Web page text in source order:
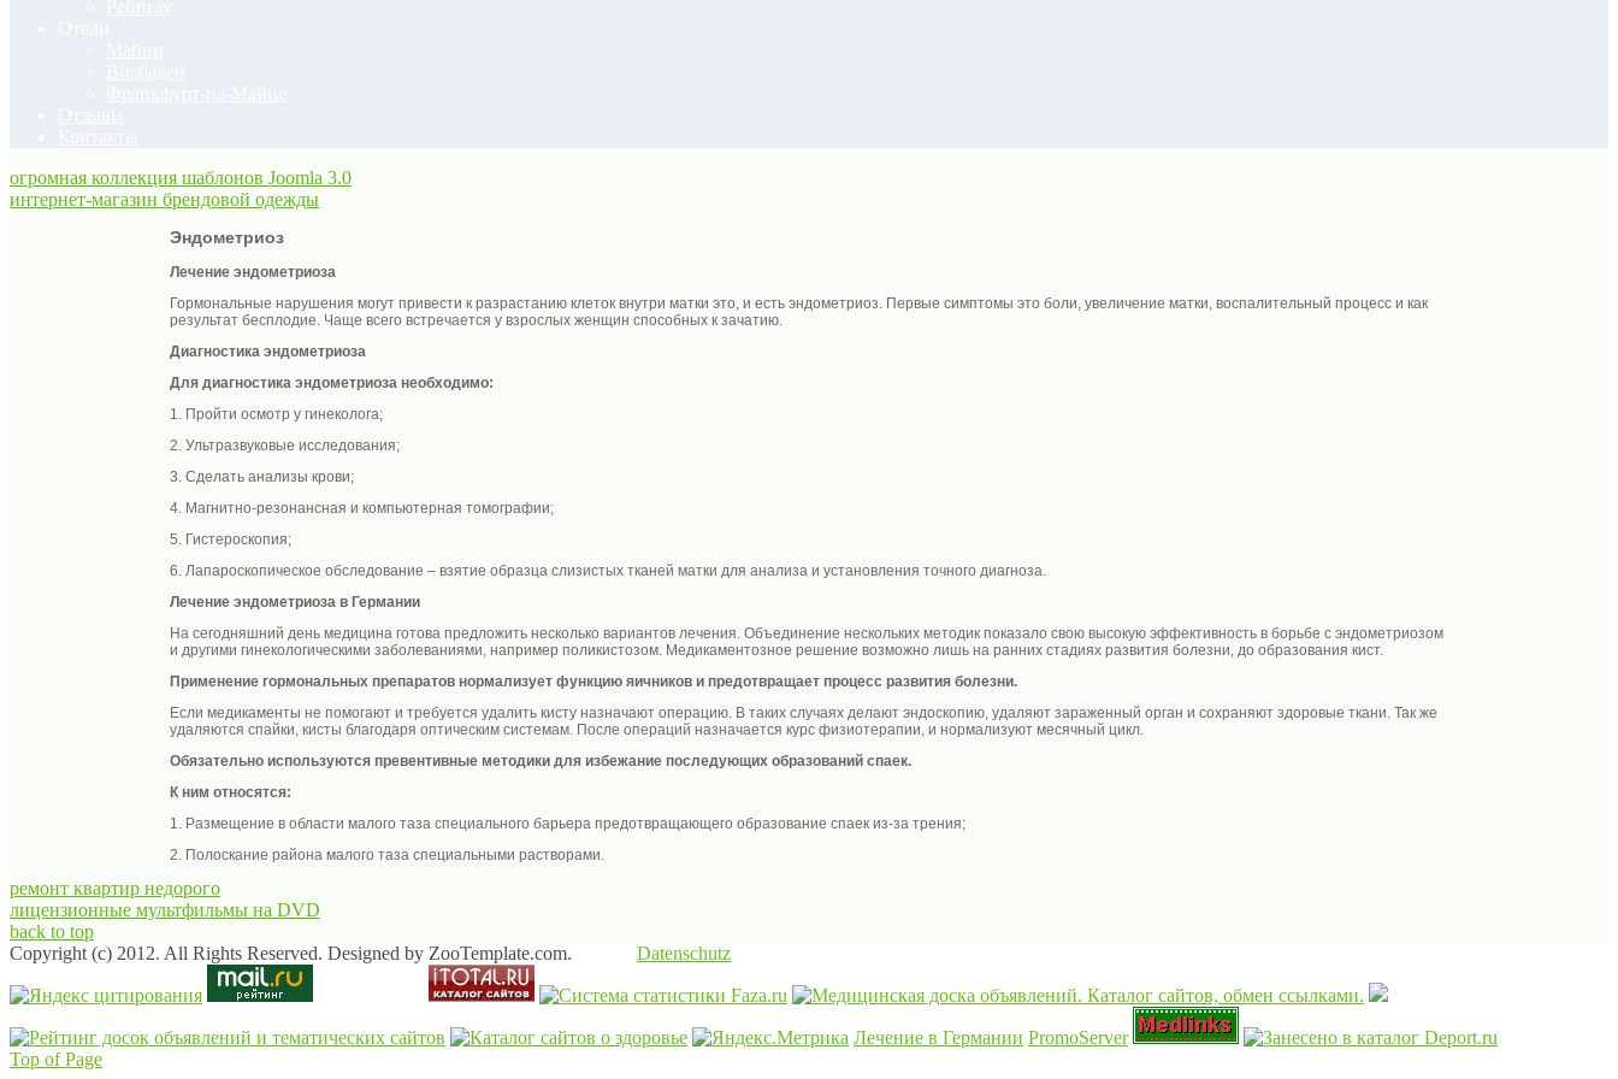
огромная коллекция шаблонов Joomla 3.0
интернет-магазин брендовой одежды
Эндометриоз
Лечение эндометриоза
Гормональные нарушения могут привести к разрастанию клеток внутри матки это, и есть эндометриоз. Первые симптомы это боли, увеличение матки, воспалительный процесс и как
результат бесплодие. Чаще всего встречается у взрослых женщин способных к зачатию.
Диагностика эндометриоза
Для диагностика эндометриоза необходимо:
1. Пройти осмотр у гинеколога;
2. Ультразвуковые исследования;
3. Сделать анализы крови;
4. Магнитно-резонансная и компьютерная томографии;
5. Гистероскопия;
6. Лапароскопическое обследование – взятие образца слизистых тканей матки для анализа и установления точного диагноза.
Лечение эндометриоза в Германии
На сегодняшний день медицина готова предложить несколько вариантов лечения. Объединение нескольких методик показало свою высокую эффективность в борьбе с эндометриозом
и другими гинекологическими заболеваниями, например поликистозом. Медикаментозное решение возможно лишь на ранних стадиях развития болезни, до образования кист.
Применение гормональных препаратов нормализует функцию яичников и предотвращает процесс развития болезни.
Если медикаменты не помогают и требуется удалить кисту назначают операцию. В таких случаях делают эндоскопию, удаляют зараженный орган и сохраняют здоровые ткани. Так же
удаляются спайки, кисты благодаря оптическим системам. После операций назначается курс физиотерапии, и нормализуют месячный цикл.
Обязательно используются превентивные методики для избежание последующих образований спаек.
К ним относятся:
1. Размещение в области малого таза специального барьера предотвращающего образование спаек из-за трения;
2. Полоскание района малого таза специальными растворами.
ремонт квартир недорого
лицензионные мультфильмы на DVD
back to top
Copyright (c) 2012. All Rights Reserved. Designed by ZooTemplate.com.
Datenschutz
Лечение в Германии PromoServer
Top of Page